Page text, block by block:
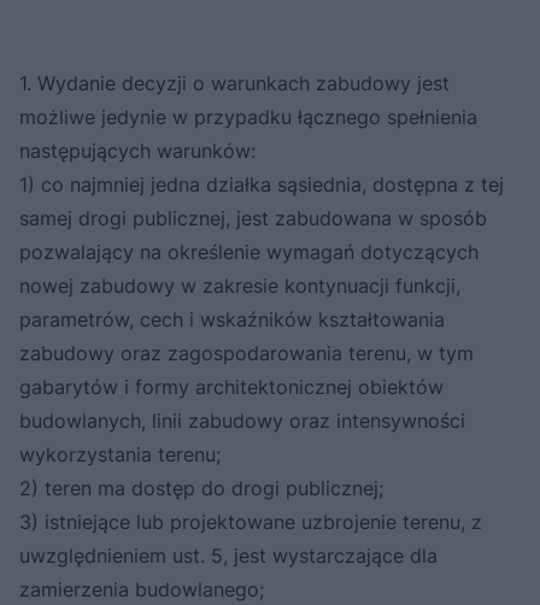
1. Wydanie decyzji o warunkach zabudowy jest
możliwe jedynie w przypadku łącznego spełnienia
następujących warunków:
1) co najmniej jedna działka sąsiednia, dostępna z tej
samej drogi publicznej, jest zabudowana w sposób
pozwalający na określenie wymagań dotyczących
nowej zabudowy w zakresie kontynuacji funkcji,
parametrów, cech i wskaźników kształtowania
zabudowy oraz zagospodarowania terenu, w tym
gabarytów i formy architektonicznej obiektów
budowlanych, linii zabudowy oraz intensywności
wykorzystania terenu;
2) teren ma dostęp do drogi publicznej;
3) istniejące lub projektowane uzbrojenie terenu, z
uwzględnieniem ust. 5, jest wystarczające dla
zamierzenia budowlanego;